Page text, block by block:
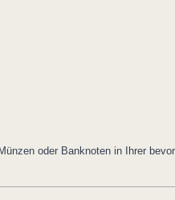
oder Banknoten in Ihrer